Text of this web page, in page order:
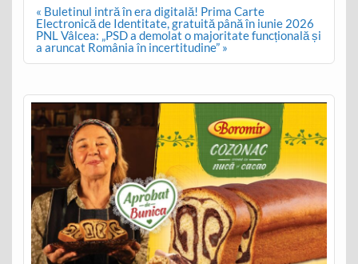
Post
navigation
« Buletinul intră în era digitală! Prima Carte
Electronică de Identitate, gratuită până în iunie 2026
PNL Vâlcea: „PSD a demolat o majoritate funcțională și
a aruncat România în incertitudine” »